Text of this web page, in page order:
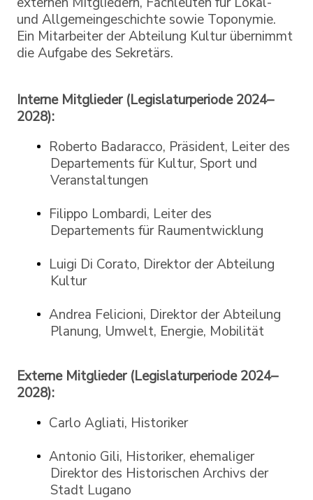
und Allgemeingeschichte sowie Toponymie.
Ein Mitarbeiter der Abteilung Kultur übernimmt
die Aufgabe des Sekretärs.
Interne Mitglieder (Legislaturperiode 2024–
2028):
Roberto Badaracco, Präsident, Leiter des
Departements für Kultur, Sport und
Veranstaltungen
Filippo Lombardi, Leiter des
Departements für Raumentwicklung
Luigi Di Corato, Direktor der Abteilung
Kultur
Andrea Felicioni, Direktor der Abteilung
Planung, Umwelt, Energie, Mobilität
Externe Mitglieder (Legislaturperiode 2024–
2028):
Carlo Agliati, Historiker
Antonio Gili, Historiker, ehemaliger
Direktor des Historischen Archivs der
Stadt Lugano